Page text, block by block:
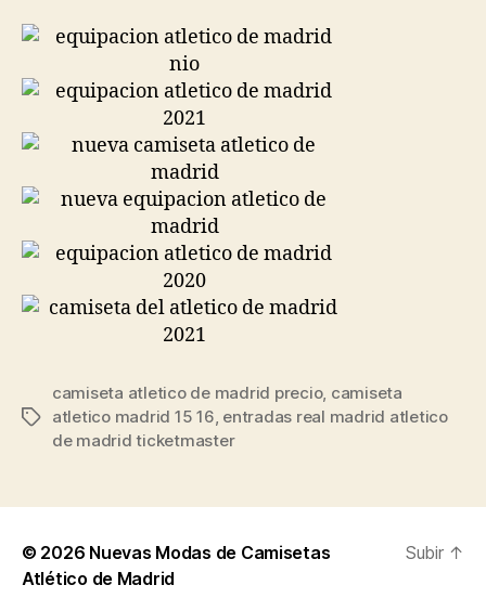
Etiquetas
camiseta atletico de madrid precio, camiseta
atletico madrid 15 16, entradas real madrid atletico
de madrid ticketmaster
© 2026 Nuevas Modas de Camisetas
Atlético de Madrid
Subir ↑